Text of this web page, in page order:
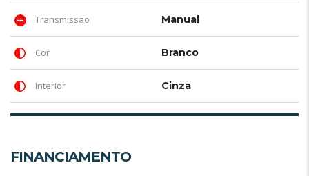
Transmissão Manual
Cor Branco
Interior Cinza
FINANCIAMENTO